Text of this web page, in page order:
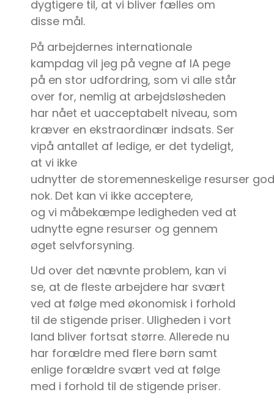
dygtigere til, at vi bliver fælles om
disse mål.
På arbejdernes internationale
kampdag vil jeg på vegne af IA pege
på en stor udfordring, som vi alle står
over for, nemlig at arbejdsløsheden
har nået et uacceptabelt niveau, som
kræver en ekstraordinær indsats. Ser
vipå antallet af ledige, er det tydeligt,
at vi ikke
udnytter de storemenneskelige resurser
nok. Det kan vi ikke acceptere,
og vi måbekæmpe ledigheden ved at
udnytte egne resurser og gennem
øget selvforsyning.
Ud over det nævnte problem, kan vi
se, at de fleste arbejdere har svært
ved at følge med økonomisk i forhold
til de stigende priser. Uligheden i vort
land bliver fortsat større. Allerede nu
har forældre med flere børn samt
enlige forældre svært ved at følge
med i forhold til de stigende priser.